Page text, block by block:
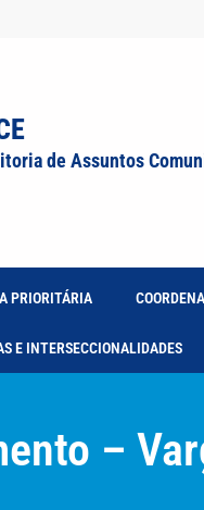
de Assuntos
PRIORITÁRIA
E INTERSECCIONALIDADES
–